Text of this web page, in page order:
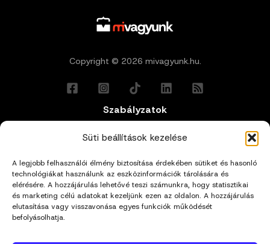
Süti beállítások kezelése
A legjobb felhasználói élmény biztosítása érdekében sütiket és hasonló
technológiákat használunk az eszközinformációk tárolására és
elérésére. A hozzájárulás lehetővé teszi számunkra, hogy statisztikai
és marketing célú adatokat kezeljünk ezen az oldalon. A hozzájárulás
elutasítása vagy visszavonása egyes funkciók működését
befolyásolhatja.
Copyright © 2026 mivagyunk.hu.
Szabályzatok
Általános Felhasználási Feltételek
Adatkezelési Tájékoztató
Impresszum